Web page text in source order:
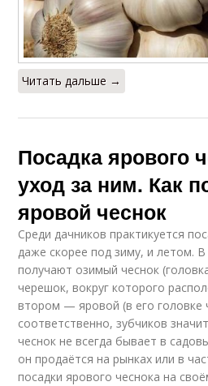
Читать дальше →
Посадка ярового
уход за ним. Как
яровой чеснок
Среди дачников практикуется
даже скорее под зиму, и летом.
получают озимый чеснок
черешок, вокруг которого
втором — яровой (в его головке
соответственно, зубчиков
чеснок не всегда бывает в
он продаётся на рынках или в
посадки ярового чеснока на